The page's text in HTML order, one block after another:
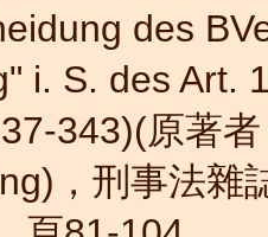
des
" i. S. des Art.
-343)(原著
， 刑事法雜